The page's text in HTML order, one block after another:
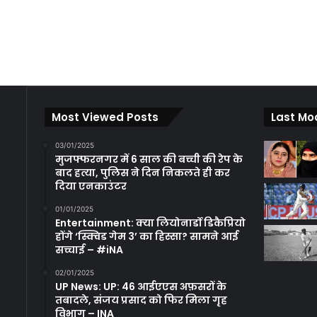
Most Viewed Posts
03/01/2025
मुजफ्फरनगर में 6 साल की बच्ची की रेप के
बाद हत्या, पुलिस ने दिन निकलते ही कर
दिया एनकाउंटर
01/01/2025
Entertainment: क्या लियोनार्डो डिकैप्रियो
होंगे ‘स्क्विड गेम 3’ का हिस्सा? सामने आई
सच्चाई – #iNA
02/01/2025
UP News: UP: 46 आईएएस अफ़सरों के
तबादले, संजय प्रसाद को फिर मिला गृह
विभाग – INA
Last